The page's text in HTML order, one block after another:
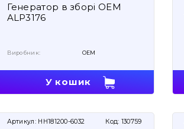
Генератор в зборі OEM
ALP3176
Виробник: OEM
У кошик
Артикул: HH181200-6032 Код: 130759